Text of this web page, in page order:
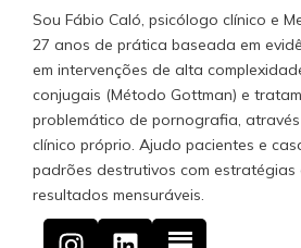
Sou Fábio Caló, psicólogo clínico e
27 anos de prática baseada em
em intervenções de alta
conjugais (Método Gottman) e
problemático de pornografia,
clínico próprio. Ajudo pacientes e
padrões destrutivos com estratégias
resultados mensuráveis.